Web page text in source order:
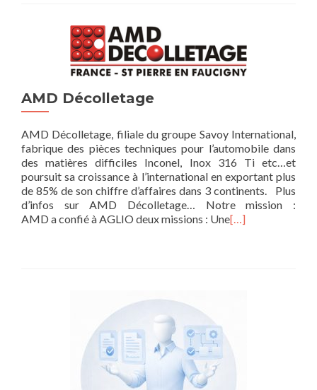
AMD Décolletage
AMD Décolletage, filiale du groupe Savoy International,
fabrique des pièces techniques pour l’automobile dans
des matières difficiles Inconel, Inox 316 Ti etc…et
poursuit sa croissance à l’international en exportant plus
de 85% de son chiffre d’affaires dans 3 continents. Plus
d’infos sur AMD Décolletage… Notre mission :
AMD a confié à AGLIO deux missions : Une[…]